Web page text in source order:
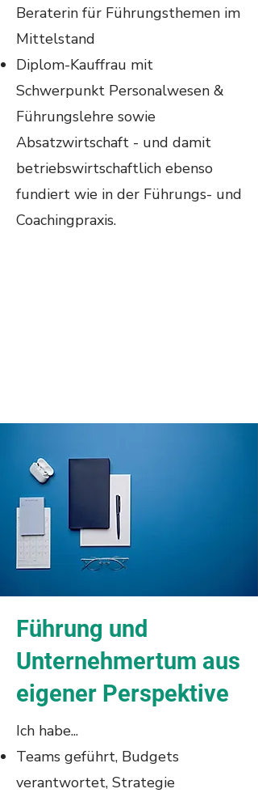
Beraterin für Führungsthemen im
Mittelstand
Diplom-Kauffrau mit
Schwerpunkt Personalwesen &
Führungslehre sowie
Absatzwirtschaft - und damit
betriebswirtschaftlich ebenso
fundiert wie in der Führungs- und
Coachingpraxis.
Führung und
Unternehmertum aus
eigener Perspektive
Ich habe...
Teams geführt, Budgets
verantwortet, Strategie